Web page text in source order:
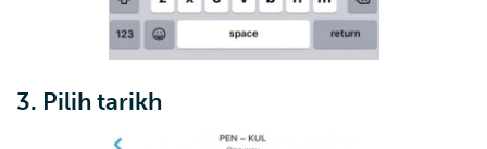
3. Pilih tarikh